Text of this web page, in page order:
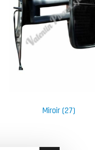
Miroir(27)